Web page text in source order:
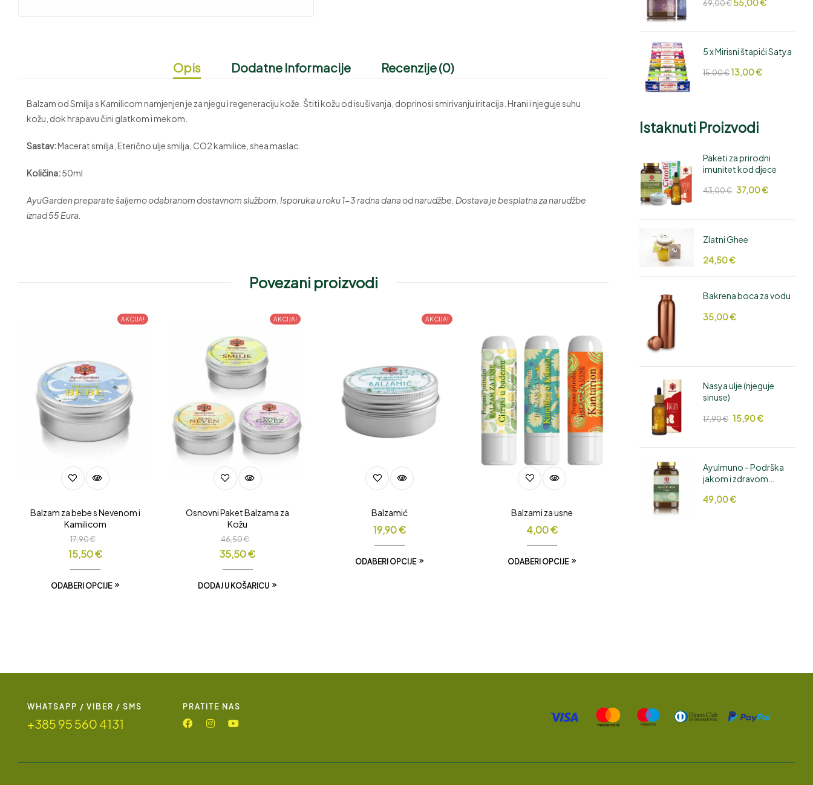
Opis Dodatne Informacije Recenzije (0)
Balzam od Smilja s Kamilicom namjenjen je za njegu i regeneraciju kože. Štiti kožu od isušivanja, doprinosi smirivanju iritacija. Hrani i njeguje suhu
kožu, dok hrapavu čini glatkom i mekom.
Sastav:Macerat smilja, Eterično ulje smilja, CO2 kamilice, shea maslac.
Količina:50ml
AyuGarden preparate šaljemo odabranom dostavnom službom. Isporuka u roku 1-3 radna dana od narudžbe. Dostava je besplatna za narudžbe
iznad 55 Eura.
Povezani proizvodi
AKCIJA!
Balzam za bebe s Nevenom i
Kamilicom
17,90€
15,50€
ODABERI OPCIJE
AKCIJA!
Osnovni Paket Balzama za
Kožu
46,50€
35,50€
DODAJ U KOŠARICU
AKCIJA!
Balzamić
19,90€
ODABERI OPCIJE
Balzami za usne
4,00€
ODABERI OPCIJE
69,00€55,00€
5 x Mirisni štapići Satya
15,00€13,00€
Istaknuti Proizvodi
Paketi za prirodni
imunitet kod djece
43,00€ 37,00€
Zlatni Ghee
24,50€
Bakrena boca za vodu
35,00€
Nasya ulje (njeguje
sinuse)
17,90€ 15,90€
AyuImuno - Podrška
jakom i zdravom
49,00€
WHATSAPP / VIBER / SMS
+385 95 560 4131
PRATITE NAS